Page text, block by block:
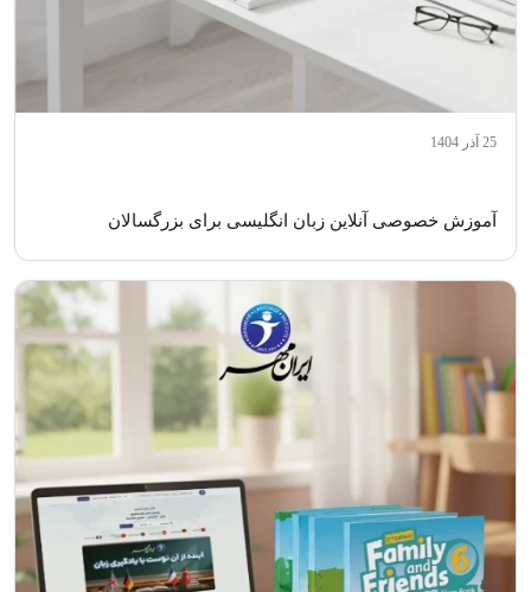
25 آذر 1404
آموزش خصوصی آنلاین زبان انگلیسی برای بزرگسالان